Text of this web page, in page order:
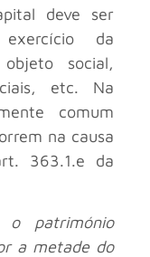
deve ser
da
social,
etc. Na
comum
na causa
363.1.e da
o património
a metade do